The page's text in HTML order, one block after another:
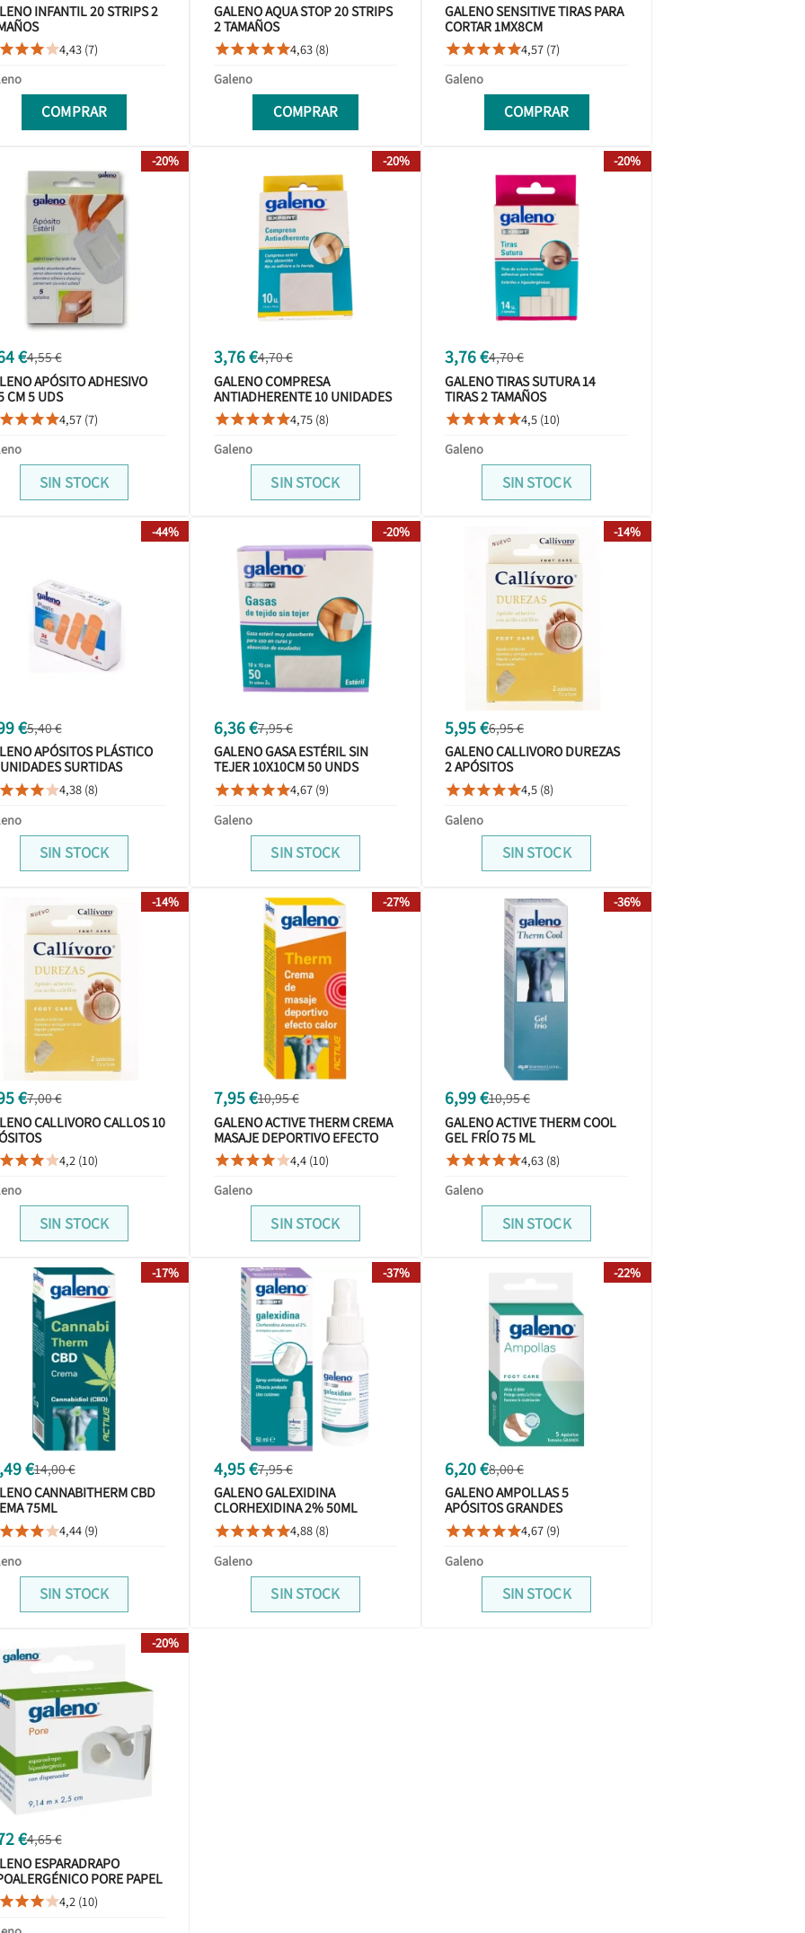
INFANTIL 20 STRIPS 2
4,43 (7)
COMPRAR
GALENO AQUA STOP 20 STRIPS
2 TAMAÑOS
4,63 (8)
Galeno
COMPRAR
GALENO SENSITIVE TIRAS PARA
CORTAR 1MX8CM
4,57 (7)
Galeno
COMPRAR
€4,55 €
APÓSITO ADHESIVO
CM 5 UDS
4,57 (7)
SIN STOCK
-20%
3,76 €4,70 €
GALENO COMPRESA
ANTIADHERENTE 10 UNIDADES
4,75 (8)
Galeno
SIN STOCK
-20%
3,76 €4,70 €
GALENO TIRAS SUTURA 14
TIRAS 2 TAMAÑOS
4,5 (10)
Galeno
SIN STOCK
-20%
€5,40 €
APÓSITOS PLÁSTICO
SURTIDAS
4,38 (8)
SIN STOCK
-44%
6,36 €7,95 €
GALENO GASA ESTÉRIL SIN
TEJER 10X10CM 50 UNDS
4,67 (9)
Galeno
SIN STOCK
-20%
5,95 €6,95 €
GALENO CALLIVORO DUREZAS
2 APÓSITOS
4,5 (8)
Galeno
SIN STOCK
-14%
€7,00 €
CALLIVORO CALLOS 10
4,2 (10)
SIN STOCK
-14%
7,95 €10,95 €
GALENO ACTIVE THERM CREMA
MASAJE DEPORTIVO EFECTO
CALOR 75 ML
4,4 (10)
Galeno
SIN STOCK
-27%
6,99 €10,95 €
GALENO ACTIVE THERM COOL
GEL FRÍO 75 ML
4,63 (8)
Galeno
SIN STOCK
-36%
€14,00 €
CANNABITHERM CBD
75ML
4,44 (9)
SIN STOCK
-17%
4,95 €7,95 €
GALENO GALEXIDINA
CLORHEXIDINA 2% 50ML
4,88 (8)
Galeno
SIN STOCK
-37%
6,20 €8,00 €
GALENO AMPOLLAS 5
APÓSITOS GRANDES
4,67 (9)
Galeno
SIN STOCK
-22%
€4,65 €
ESPARADRAPO
PORE PAPEL
MX2,5 CM BLANCO
4,2 (10)
-20%